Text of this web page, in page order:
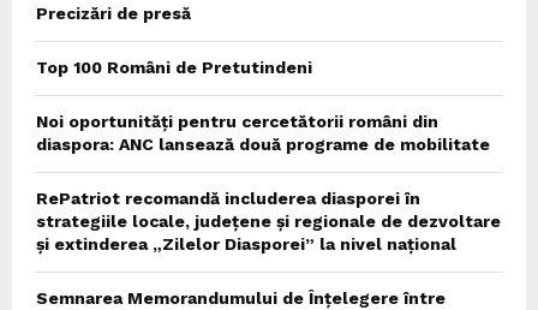
Precizări de presă
Top 100 Români de Pretutindeni
Noi oportunități pentru cercetătorii români din
diaspora: ANC lansează două programe de mobilitate
RePatriot recomandă includerea diasporei în
strategiile locale, județene și regionale de dezvoltare
și extinderea „Zilelor Diasporei” la nivel național
Semnarea Memorandumului de Înțelegere între